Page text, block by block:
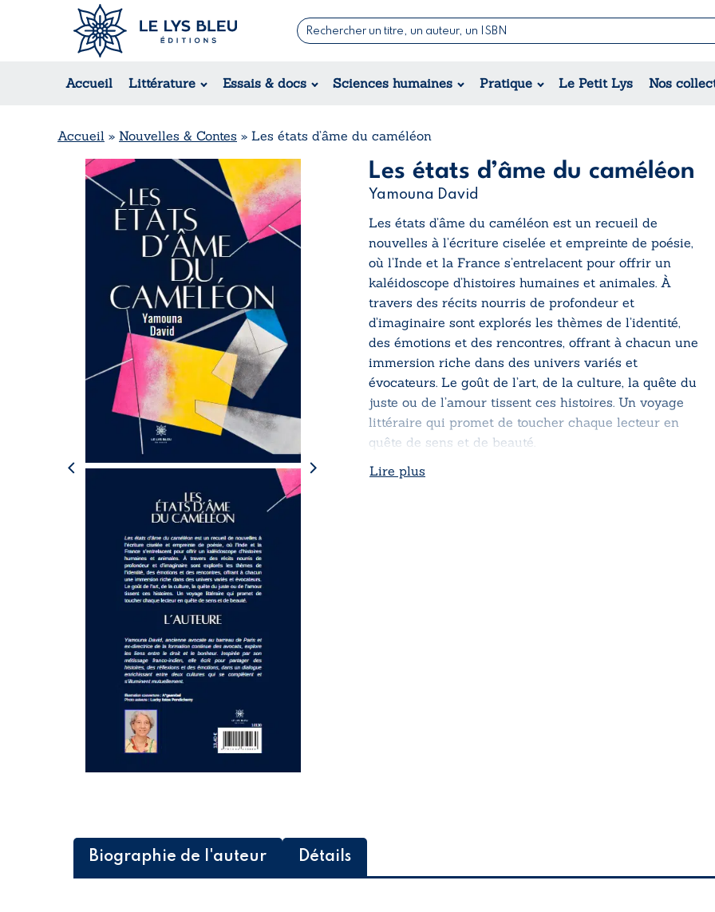
Accueil Littérature Essais & docs Sciences humaines Pratique Le Petit Lys Nos
Romans
Suspense / Thriller / Policier
Romance
Régional
Jeunesse
Théâtre
Accueil » Nouvelles & Contes » Les états d’âme du caméléon
Les états d’âme du caméléon
Yamouna David
Les états d’âme du caméléon est un recueil de
nouvelles à l’écriture ciselée et empreinte de poésie,
où l’Inde et la France s’entrelacent pour offrir un
kaléidoscope d’histoires humaines et animales. À
travers des récits nourris de profondeur et
d’imaginaire sont explorés les thèmes de l’identité,
des émotions et des rencontres, offrant à chacun une
immersion riche dans des univers variés et
évocateurs. Le goût de l’art, de la culture, la quête du
juste ou de l’amour tissent ces histoires. Un voyage
littéraire qui promet de toucher chaque lecteur en
quête de sens et de beauté.
Lire plus
Biographie de l'auteur Détails